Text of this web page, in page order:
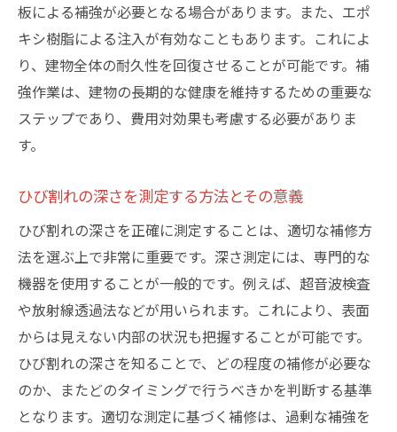
板による補強が必要となる場合があります。また、エポ
キシ樹脂による注入が有効なこともあります。これによ
り、建物全体の耐久性を回復させることが可能です。補
強作業は、建物の長期的な健康を維持するための重要な
ステップであり、費用対効果も考慮する必要がありま
す。
ひび割れの深さを測定する方法とその意義
ひび割れの深さを正確に測定することは、適切な補修方
法を選ぶ上で非常に重要です。深さ測定には、専門的な
機器を使用することが一般的です。例えば、超音波検査
や放射線透過法などが用いられます。これにより、表面
からは見えない内部の状況も把握することが可能です。
ひび割れの深さを知ることで、どの程度の補修が必要な
のか、またどのタイミングで行うべきかを判断する基準
となります。適切な測定に基づく補修は、過剰な補強を